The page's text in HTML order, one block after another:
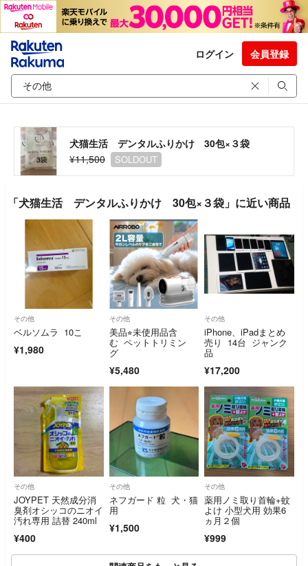
ログイン 会員登録
犬猫生活 デンタルふりかけ 30包×３袋
¥11,500
SOLDOUT
「犬猫生活 デンタルふりかけ 30包×３袋」に近い商品
その他
ベルソムラ 10こ
¥1,980
その他
美品⭐︎未使用品含
む ペットトリミン
グ
¥5,480
その他
iPhone、iPadまとめ
売り 14台 ジャンク
品
¥17,200
その他
JOYPET 天然成分消
臭剤オシッコのニオイ
汚れ専用 詰替 240ml
¥400
その他
ネフガード 粒 犬・猫
用
¥1,500
その他
薬用ノミ取り首輪+蚊
よけ 小型犬用 効果6
ヵ月２個
¥999